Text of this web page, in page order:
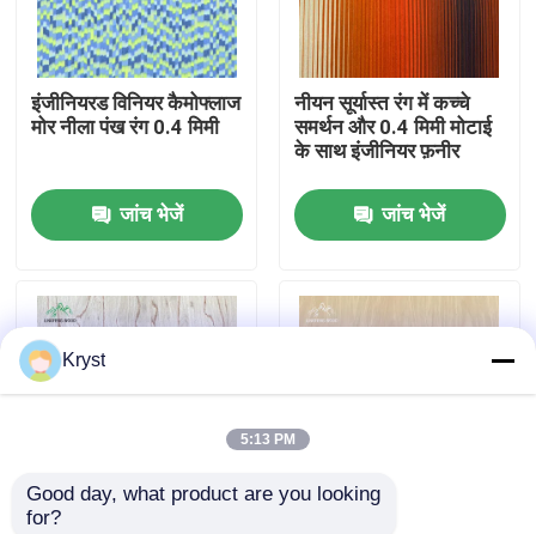
हमारे बारे में
कारखाने का दौरा
गुणवत्ता नियंत्रण
हमसे संपर्क करें
समाचार
उद्धरण मांगें
इंजीनियरड विनियर कैमोफ्लाज
मोर नीला पंख रंग 0.4 मिमी
जांच भेजें
नीयन सूर्यास्त रंग में कच्चे
समर्थन और 0.4 मिमी मोटाई
के साथ इंजीनियर फ़नीर
जांच भेजें
दुर्लभ बर्च बरल रंग 0.4 मिमी
Kryst
5:13 PM
Good day, what product are you looking
for?